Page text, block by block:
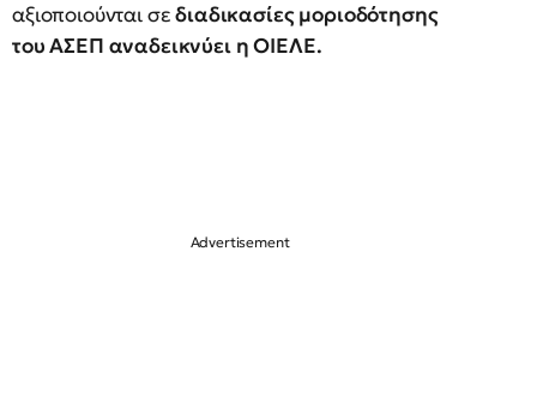
αξιοποιούνται σεδιαδικασίες μοριοδότησης
του ΑΣΕΠ αναδεικνύει η ΟΙΕΛΕ.